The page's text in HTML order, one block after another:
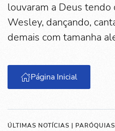
louvaram a Deus tendo
Wesley, dançando,
demais com tamanha
Página Inicial
ÚLTIMAS NOTÍCIAS | PARÓQUIAS